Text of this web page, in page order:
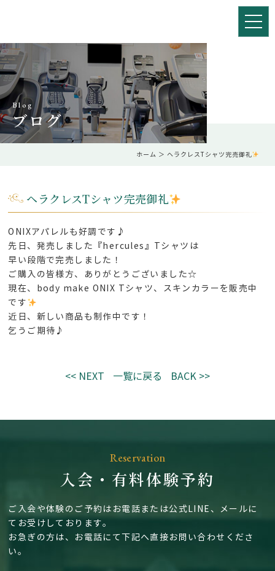
Blog
ブログ
ホーム ＞ ヘラクレスTシャツ完売御礼
ヘラクレスTシャツ完売御礼
ONIXアパレルも好調です♪
先日、発売しました『hercules』Tシャツは
早い段階で完売しました！
ご購入の皆様方、ありがとうございました☆
現在、body make ONIX Tシャツ、スキンカラーを販売中
です
近日、新しい商品も制作中です！
乞うご期待♪
<< NEXT 一覧に戻る BACK >>
Reservation
入会・有料体験予約
ご入会や体験のご予約はお電話または公式LINE、メールに
てお受けしております。
お急ぎの方は、お電話にて下記へ直接お問い合わせくださ
い。